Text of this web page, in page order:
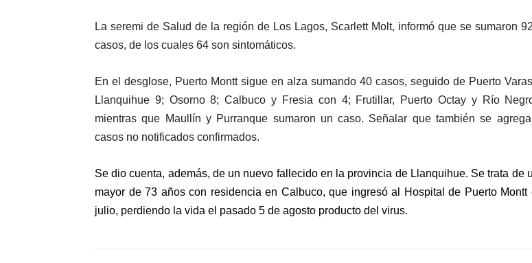
La seremi de Salud de la región de Los Lagos, Scarlett Molt, informó que se sumaron
casos, de los cuales 64 son sintomáticos.
En el desglose, Puerto Montt sigue en alza sumando 40 casos, seguido de Puerto
Llanquihue 9; Osorno 8; Calbuco y Fresia con 4; Frutillar, Puerto Octay y Río
mientras que Maullín y Purranque sumaron un caso. Señalar que también se
casos no notificados confirmados.
Se dio cuenta, además, de un nuevo fallecido en la provincia de Llanquihue. Se trata de
mayor de 73 años con residencia en Calbuco, que ingresó al Hospital de Puerto Montt
julio, perdiendo la vida el pasado 5 de agosto producto del virus.